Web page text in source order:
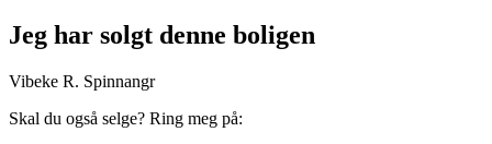
Jeg har solgt denne boligen
Vibeke R. Spinnangr
Skal du også selge? Ring meg på: